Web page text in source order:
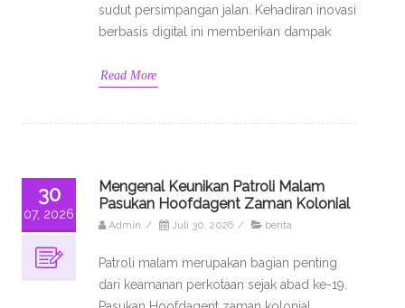
sudut persimpangan jalan. Kehadiran inovasi
berbasis digital ini memberikan dampak
Read More
30
07, 2026
Mengenal Keunikan Patroli Malam
Pasukan Hoofdagent Zaman Kolonial
Admin / Juli 30, 2026 / berita
Patroli malam merupakan bagian penting
dari keamanan perkotaan sejak abad ke-19.